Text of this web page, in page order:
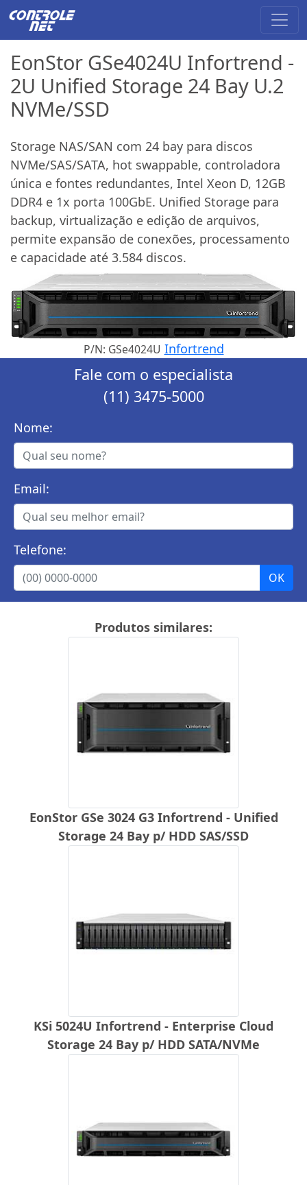
EonStor GSe4024U Infortrend -
2U Unified Storage 24 Bay U.2
NVMe/SSD
Storage NAS/SAN com 24 bay para discos
NVMe/SAS/SATA, hot swappable, controladora
única e fontes redundantes, Intel Xeon D, 12GB
DDR4 e 1x porta 100GbE. Unified Storage para
backup, virtualização e edição de arquivos,
permite expansão de conexões, processamento
e capacidade até 3.584 discos.
P/N: GSe4024U Infortrend
Fale com o especialista
(11) 3475-5000
Nome:
Email:
Telefone:
Produtos similares:
EonStor GSe 3024 G3 Infortrend - Unified
Storage 24 Bay p/ HDD SAS/SSD
KSi 5024U Infortrend - Enterprise Cloud
Storage 24 Bay p/ HDD SATA/NVMe